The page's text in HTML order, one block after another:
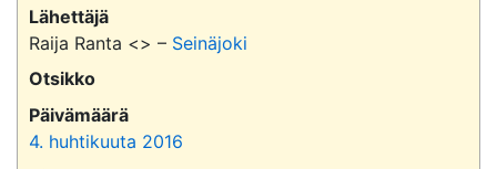
Lähettäjä
Raija Ranta <> – Seinäjoki
Otsikko
Päivämäärä
4. huhtikuuta 2016